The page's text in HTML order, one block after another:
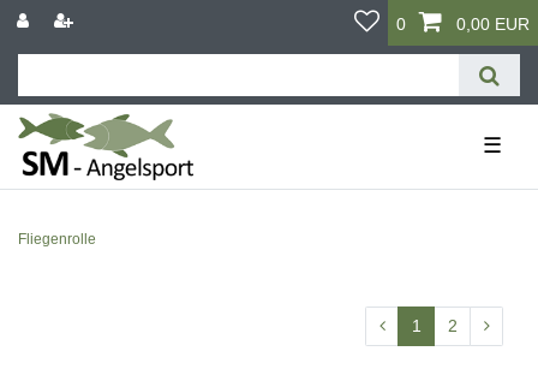
0 0,00 EUR
☰
Fliegenrolle
1 2